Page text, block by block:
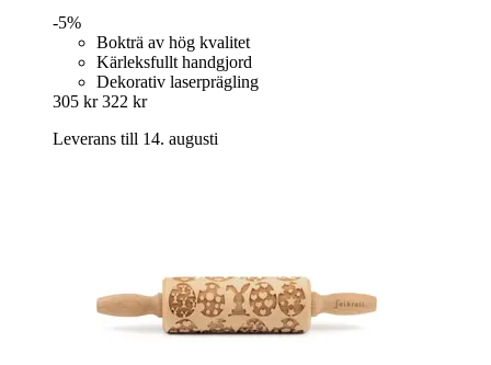
-5%
Bokträ av hög kvalitet
Kärleksfullt handgjord
Dekorativ laserprägling
305 kr 322 kr
Leverans till 14. augusti